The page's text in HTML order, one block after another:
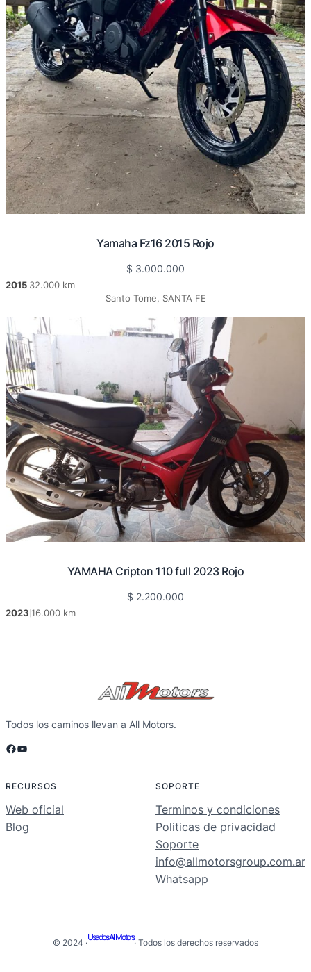
Yamaha Fz16 2015 Rojo
$ 3.000.000
2015 32.000 km
Santo Tome, SANTA FE
YAMAHA Cripton 110 full 2023 Rojo
$ 2.200.000
2023 16.000 km
Todos los caminos llevan a All Motors.
Facebook YouTube
RECURSOS
Web oficial
Blog
SOPORTE
Terminos y condiciones
Politicas de privacidad
Soporte
info@allmotorsgroup.com.ar
Whatsapp
© 2024 ·
Usados All Motors
· Todos los derechos reservados